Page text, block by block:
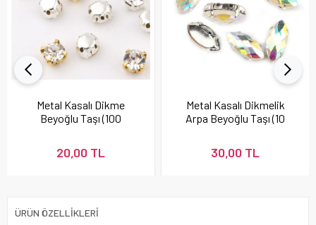
Metal Kasalı Dikme
Beyoğlu Taşı (100
20,00 TL
Metal Kasalı Dikmelik
Arpa Beyoğlu Taşı (10
30,00 TL
ÜRÜN ÖZELLIKLERI